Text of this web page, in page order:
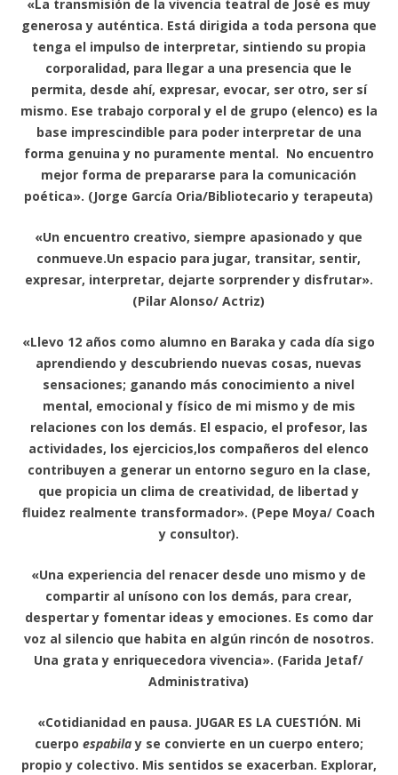
«La transmisión de la vivencia teatral de José es muy
generosa y auténtica. Está dirigida a toda persona que
tenga el impulso de interpretar, sintiendo su propia
corporalidad, para llegar a una presencia que le
permita, desde ahí, expresar, evocar, ser otro, ser sí
mismo. Ese trabajo corporal y el de grupo (elenco) es la
base imprescindible para poder interpretar de una
forma genuina y no puramente mental. No encuentro
mejor forma de prepararse para la comunicación
poética». (Jorge García Oria/Bibliotecario y terapeuta)
«Un encuentro creativo, siempre apasionado y que
conmueve.Un espacio para jugar, transitar, sentir,
expresar, interpretar, dejarte sorprender y disfrutar».
(Pilar Alonso/ Actriz)
«Llevo 12 años como alumno en Baraka y cada día sigo
aprendiendo y descubriendo nuevas cosas, nuevas
sensaciones; ganando más conocimiento a nivel
mental, emocional y físico de mi mismo y de mis
relaciones con los demás. El espacio, el profesor, las
actividades, los ejercicios,los compañeros del elenco
contribuyen a generar un entorno seguro en la clase,
que propicia un clima de creatividad, de libertad y
fluidez realmente transformador». (Pepe Moya/ Coach
y consultor).
«Una experiencia del renacer desde uno mismo y de
compartir al unísono con los demás, para crear,
despertar y fomentar ideas y emociones. Es como dar
voz al silencio que habita en algún rincón de nosotros.
Una grata y enriquecedora vivencia». (Farida Jetaf/
Administrativa)
«Cotidianidad en pausa. JUGAR ES LA CUESTIÓN. Mi
cuerpo espabilay se convierte en un cuerpo entero;
propio y colectivo. Mis sentidos se exacerban. Explorar,